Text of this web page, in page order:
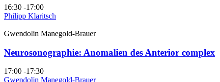
16:30 -17:00
Philipp Klaritsch
Gwendolin Manegold-Brauer
Neurosonographie: Anomalien des Anterior complex
17:00 -17:30
Gwendolin Manegold-Brauer